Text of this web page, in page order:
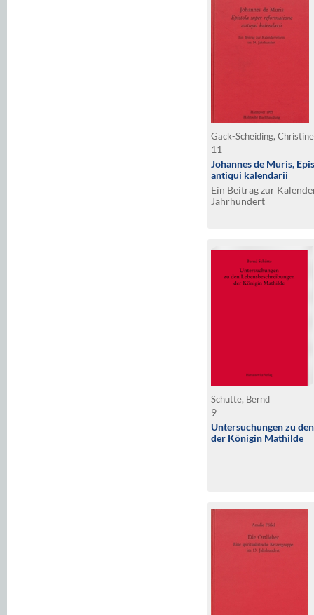
Gack-Scheiding,
11
Johannes de Muris,
antiqui kalendarii
Ein Beitrag zur
Jahrhundert
Schütte, Bernd
9
Untersuchungen zu
der Königin Mathilde